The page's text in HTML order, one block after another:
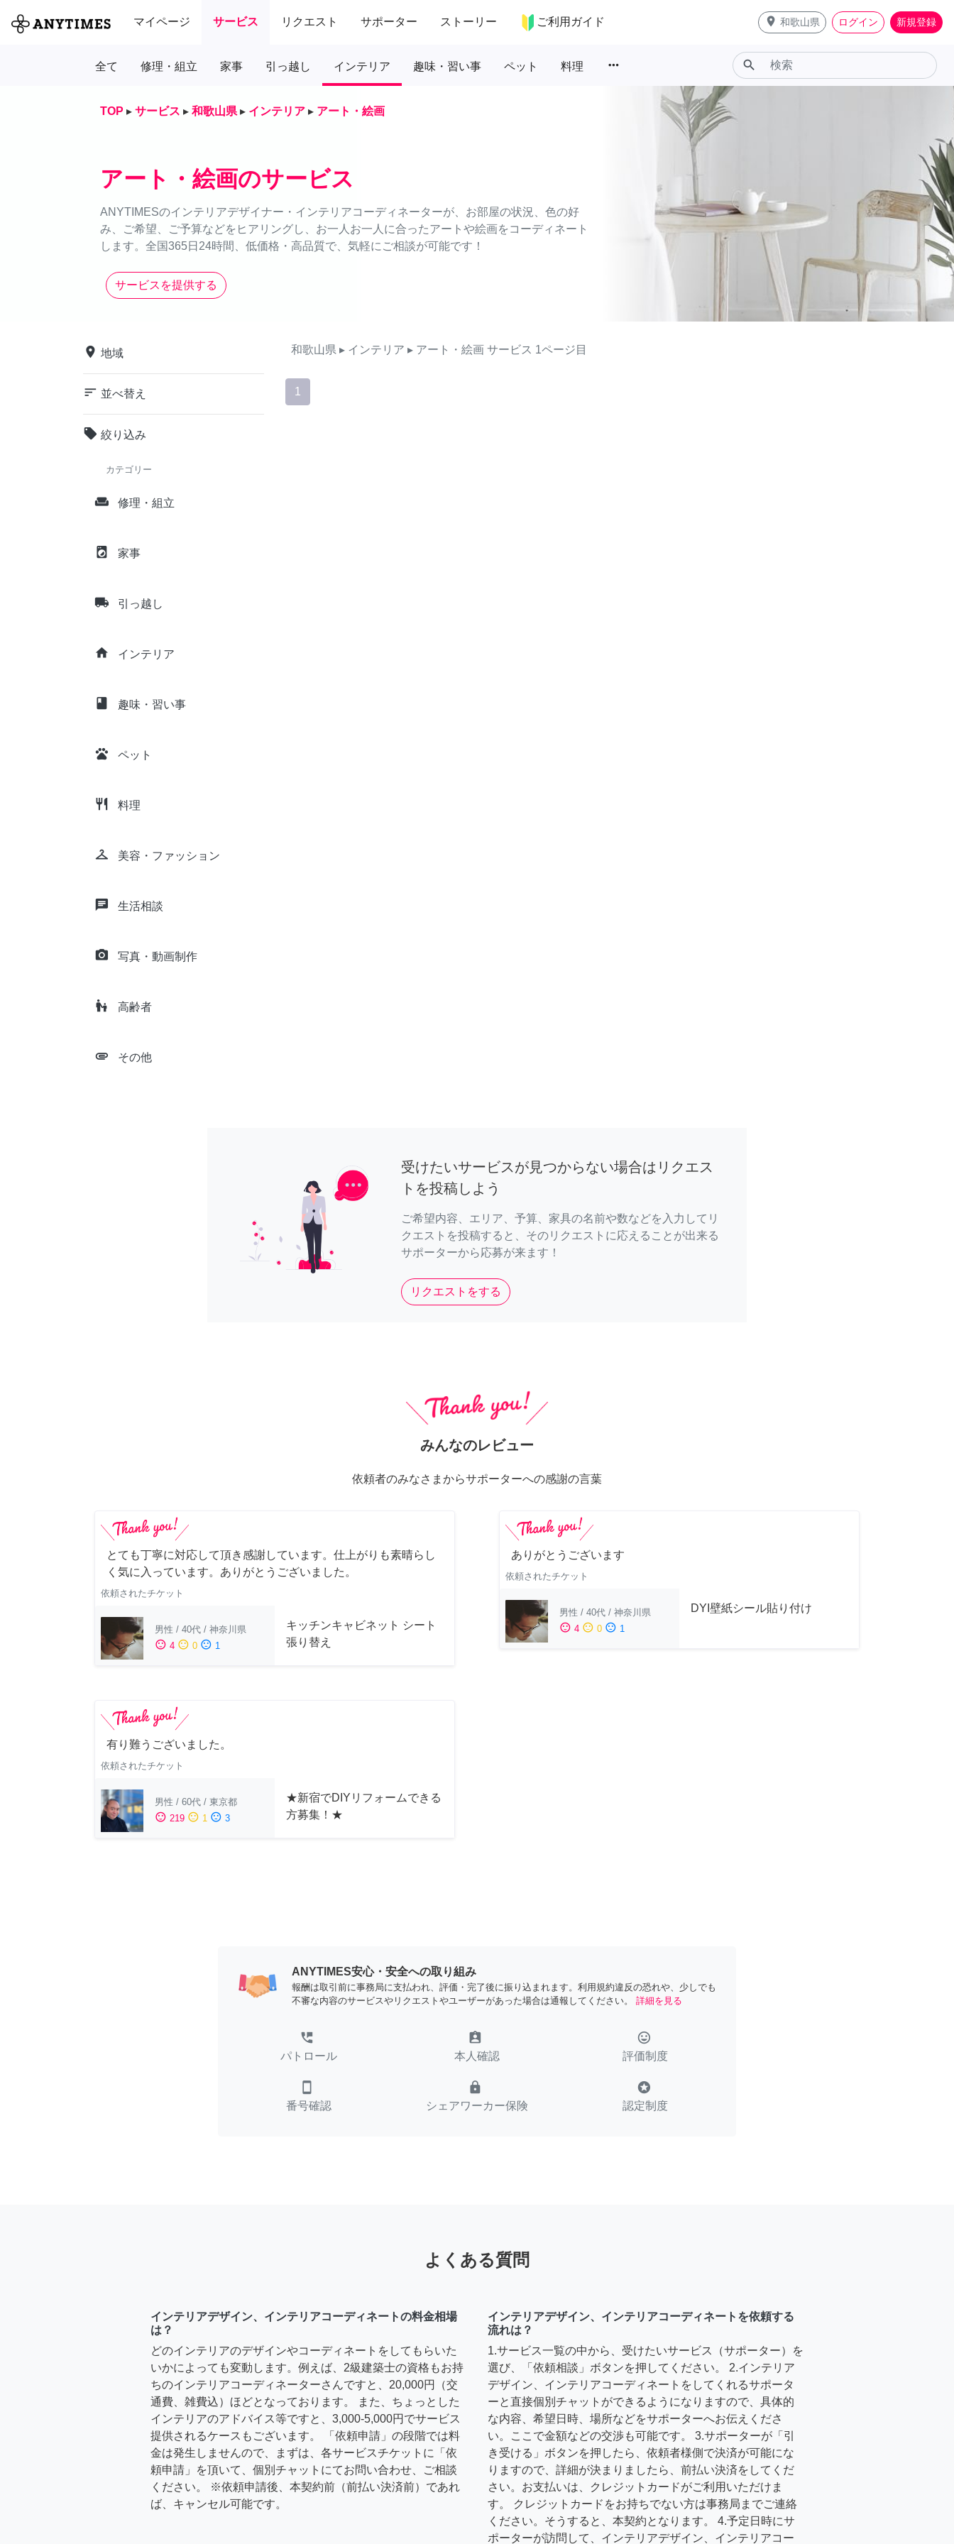
マイページ サービス リクエスト サポーター ストーリー ご利用ガイド place 和歌山県 ログイン 新規登録
全て 修理・組立 家事 引っ越し インテリア 趣味・習い事 ペット 料理 more_horiz search
TOP ▸ サービス ▸ 和歌山県 ▸ インテリア ▸ アート・絵画
アート・絵画のサービス
ANYTIMESのインテリアデザイナー・インテリアコーディネーターが、お部屋の状況、色の好
み、ご希望、ご予算などをヒアリングし、お一人お一人に合ったアートや絵画をコーディネート
します。全国365日24時間、低価格・高品質で、気軽にご相談が可能です！
サービスを提供する
place 地域
sort 並べ替え
local_offer 絞り込み
カテゴリー
weekend 修理・組立
local_laundry_service 家事
local_shipping 引っ越し
home インテリア
class 趣味・習い事
pets ペット
restaurant 料理
checkroom 美容・ファッション
chat 生活相談
camera_alt 写真・動画制作
escalator_warning 高齢者
attachment その他
和歌山県 ▸ インテリア ▸ アート・絵画 サービス 1ページ目
1
受けたいサービスが見つからない場合はリクエス
トを投稿しよう
ご希望内容、エリア、予算、家具の名前や数などを入力してリ
クエストを投稿すると、そのリクエストに応えることが出来る
サポーターから応募が来ます！
リクエストをする
みんなのレビュー
依頼者のみなさまからサポーターへの感謝の言葉
とても丁寧に対応して頂き感謝しています。仕上がりも素晴らし
く気に入っています。ありがとうございました。
依頼されたチケット
男性 / 40代 / 神奈川県
sentiment_satisfied 4 sentiment_neutral 0 sentiment_dissatisfied 1
キッチンキャビネット シート
張り替え
ありがとうございます
依頼されたチケット
男性 / 40代 / 神奈川県
sentiment_satisfied 4 sentiment_neutral 0 sentiment_dissatisfied 1
DYI壁紙シール貼り付け
有り難うございました。
依頼されたチケット
男性 / 60代 / 東京都
sentiment_satisfied 219 sentiment_neutral 1 sentiment_dissatisfied 3
★新宿でDIYリフォームできる
方募集！★
ANYTIMES安心・安全への取り組み
報酬は取引前に事務局に支払われ、評価・完了後に振り込まれます。利用規約違反の恐れや、少しでも
不審な内容のサービスやリクエストやユーザーがあった場合は通報してください。
詳細を見る
perm_phone_msg
パトロール
assignment_ind
本人確認
tag_faces
評価制度
smartphone
番号確認
lock
シェアワーカー保険
stars
認定制度
よくある質問
インテリアデザイン、インテリアコーディネートの料金相場
は？
どのインテリアのデザインやコーディネートをしてもらいた
いかによっても変動します。例えば、2級建築士の資格もお持
ちのインテリアコーディネーターさんですと、20,000円（交
通費、雑費込）ほどとなっております。 また、ちょっとした
インテリアのアドバイス等ですと、3,000-5,000円でサービス
提供されるケースもございます。 「依頼申請」の段階では料
金は発生しませんので、まずは、各サービスチケットに「依
頼申請」を頂いて、個別チャットにてお問い合わせ、ご相談
ください。 ※依頼申請後、本契約前（前払い決済前）であれ
ば、キャンセル可能です。
インテリアデザイン、インテリアコーディネートを依頼する
流れは？
1.サービス一覧の中から、受けたいサービス（サポーター）を
選び、「依頼相談」ボタンを押してください。 2.インテリア
デザイン、インテリアコーディネートをしてくれるサポータ
ーと直接個別チャットができるようになりますので、具体的
な内容、希望日時、場所などをサポーターへお伝えくださ
い。ここで金額などの交渉も可能です。 3.サポーターが「引
き受ける」ボタンを押したら、依頼者様側で決済が可能にな
りますので、詳細が決まりましたら、前払い決済をしてくだ
さい。お支払いは、クレジットカードがご利用いただけま
す。 クレジットカードをお持ちでない方は事務局までご連絡
ください。そうすると、本契約となります。 4.予定日時にサ
ポーターが訪問して、インテリアデザイン、インテリアコー